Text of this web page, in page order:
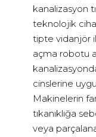
kanalizasyon
teknolojik
tipte vidanjör
açma robotu
cinslerine
Makinelerin
tıkanıklığa
veya